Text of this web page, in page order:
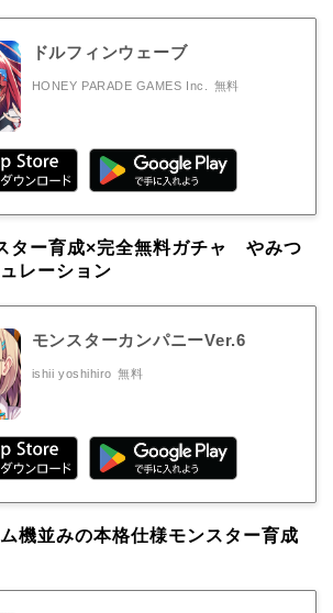
ドルフィンウェーブ
HONEY PARADE GAMES Inc. 無料
ター育成×完全無料ガチャ やみつ
レーション
モンスターカンパニーVer.6
ishii yoshihiro 無料
機並みの本格仕様モンスター育成